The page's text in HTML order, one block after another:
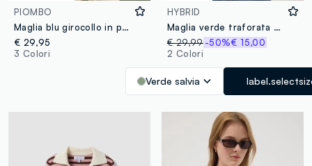
PIOMBO
Maglia blu girocollo in puro cotone a trecce regular fit
€ 29,95
3 Colori
HYBRID
Maglia verde traforata con motivo floreale regular fit
€ 29,99 -50%€ 15,00
2 Colori
Verde salvia